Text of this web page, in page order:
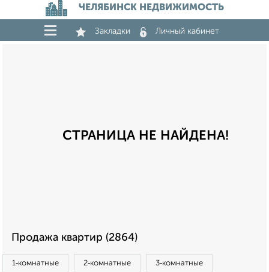
ЧЕЛЯБИНСК НЕДВИЖИМОСТЬ
Закладки Личный кабинет
СТРАНИЦА НЕ НАЙДЕНА!
Продажа квартир (2864)
1‑комнатные 2‑комнатные 3‑комнатные